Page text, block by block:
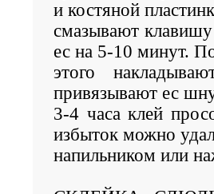
и костяной
смазывают
ес на 5-10 минут.
этого
привязывают ес
3-4 часа клей
избыток можно
напильником или